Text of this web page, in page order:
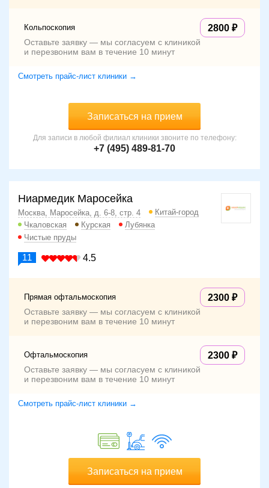
Кольпоскопия 2800
Оставьте заявку — мы согласуем с клиникой
и перезвоним вам в течение 10 минут
Смотреть прайс-лист клиники →
Записаться на прием
Для записи в любой филиал клиники звоните по телефону:
+7 (495) 489-81-70
Ниармедик Маросейка
Москва, Маросейка, д. 6-8, стр. 4
Китай-город
Чкаловская
Курская
Лубянка
Чистые пруды
11 4.5
Прямая офтальмоскопия 2300
Оставьте заявку — мы согласуем с клиникой
и перезвоним вам в течение 10 минут
Офтальмоскопия 2300
Оставьте заявку — мы согласуем с клиникой
и перезвоним вам в течение 10 минут
Смотреть прайс-лист клиники →
Записаться на прием